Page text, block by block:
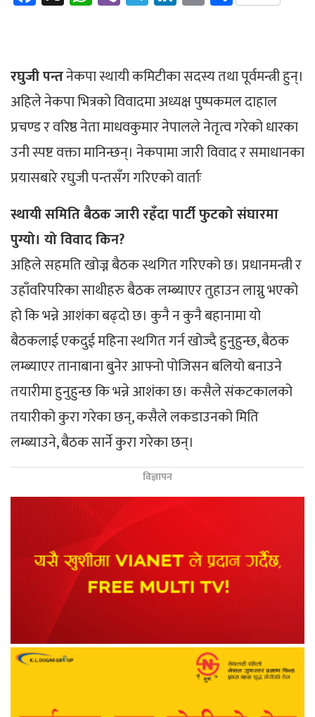
रघुजी पन्तनेकपा स्थायी कमिटीका सदस्य तथा पूर्वमन्त्री हुन्।
अहिले नेकपा भित्रको विवादमा अध्यक्ष पुष्पकमल दाहाल
प्रचण्ड र वरिष्ठ नेता माधवकुमार नेपालले नेतृत्व गरेको धारका
उनी स्पष्ट वक्ता मानिन्छन्। नेकपामा जारी विवाद र समाधानका
प्रयासबारे रघुजी पन्तसँग गरिएको वार्ताः
स्थायी समिति बैठक जारी रहँदा पार्टी फुटको संघारमा
पुग्यो। यो विवाद किन?
अहिले सहमति खोज्न बैठक स्थगित गरिएको छ। प्रधानमन्त्री र
उहाँवरिपरिका साथीहरु बैठक लम्ब्याएर तुहाउन लाग्नु भएको
हो कि भन्ने आशंका बढ्दो छ। कुनै न कुनै बहानामा यो
बैठकलाई एकदुई महिना स्थगित गर्न खोज्दै हुनुहुन्छ, बैठक
लम्ब्याएर तानाबाना बुनेर आफ्नो पोजिसन बलियो बनाउने
तयारीमा हुनुहुन्छ कि भन्ने आशंका छ। कसैले संकटकालको
तयारीको कुरा गरेका छन्, कसैले लकडाउनको मिति
लम्ब्याउने, बैठक सार्ने कुरा गरेका छन्।
विज्ञापन